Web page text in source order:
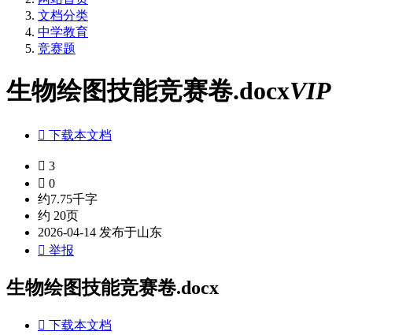
文档分类
中学教育
竞赛题
生物绘图技能竞赛卷.docxVIP
 下载本文档
 3
 0
约7.75千字
约 20页
2026-04-14 发布于山东
 举报
生物绘图技能竞赛卷.docx
 下载本文档